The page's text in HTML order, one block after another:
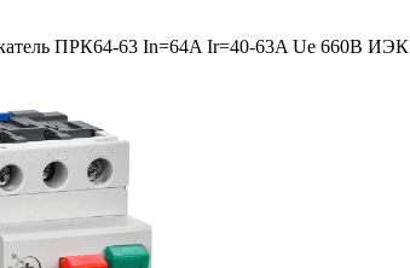
ПРК64-63 In=64A Ir=40-63A Ue 660В ИЭК